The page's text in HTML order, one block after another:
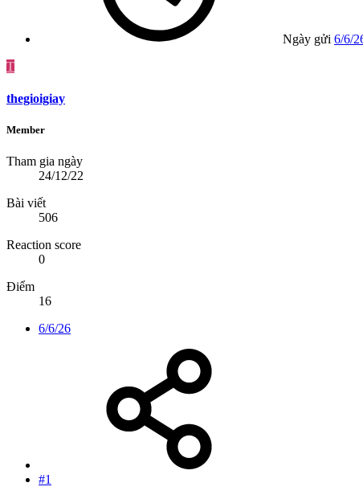
Ngày gửi 6/6/
T
thegioigiay
Member
Tham gia ngày
24/12/22
Bài viết
506
Reaction score
0
Điểm
16
6/6/26
#1